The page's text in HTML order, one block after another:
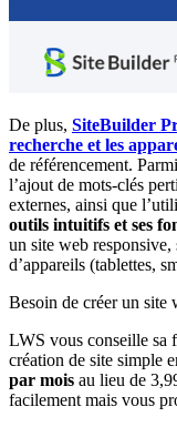
De plus, SiteBuilder
recherche et les
de référencement.
l’ajout de mots-clés
externes, ainsi que
outils intuitifs et ses
un site web responsive,
d’appareils (tablettes,
Besoin de créer un site
LWS vous conseille sa
création de site simple
par mois au lieu de
facilement mais vous